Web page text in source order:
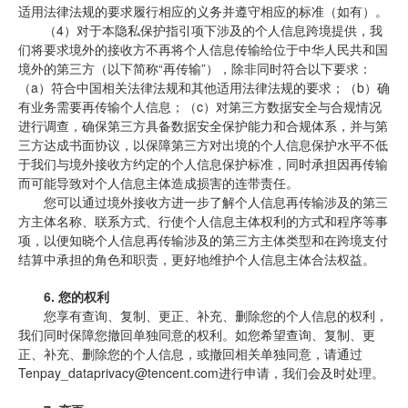
适用法律法规的要求履行相应的义务并遵守相应的标准（如有）。
（4）对于本隐私保护指引项下涉及的个人信息跨境提供，我
们将要求境外的接收方不再将个人信息传输给位于中华人民共和国
境外的第三方（以下简称“再传输”），除非同时符合以下要求：
（a）符合中国相关法律法规和其他适用法律法规的要求；（b）确
有业务需要再传输个人信息；（c）对第三方数据安全与合规情况
进行调查，确保第三方具备数据安全保护能力和合规体系，并与第
三方达成书面协议，以保障第三方对出境的个人信息保护水平不低
于我们与境外接收方约定的个人信息保护标准，同时承担因再传输
而可能导致对个人信息主体造成损害的连带责任。
您可以通过境外接收方进一步了解个人信息再传输涉及的第三
方主体名称、联系方式、行使个人信息主体权利的方式和程序等事
项，以便知晓个人信息再传输涉及的第三方主体类型和在跨境支付
结算中承担的角色和职责，更好地维护个人信息主体合法权益。
6. 您的权利
您享有查询、复制、更正、补充、删除您的个人信息的权利，
我们同时保障您撤回单独同意的权利。如您希望查询、复制、更
正、补充、删除您的个人信息，或撤回相关单独同意，请通过
Tenpay_dataprivacy@tencent.com进行申请，我们会及时处理。